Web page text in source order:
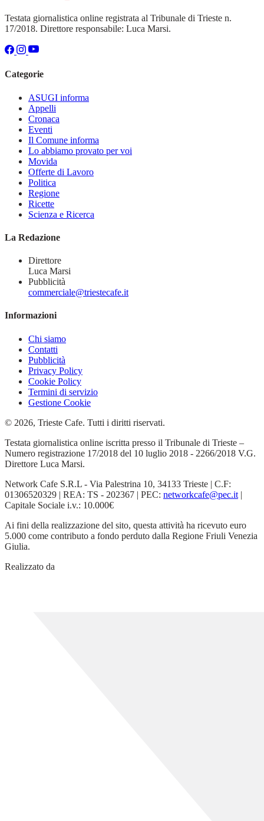
Testata giornalistica online registrata al Tribunale di Trieste n.
17/2018. Direttore responsabile: Luca Marsi.
Categorie
ASUGI informa
Appelli
Cronaca
Eventi
Il Comune informa
Lo abbiamo provato per voi
Movida
Offerte di Lavoro
Politica
Regione
Ricette
Scienza e Ricerca
La Redazione
Direttore
Luca Marsi
Pubblicità
commerciale@triestecafe.it
Informazioni
Chi siamo
Contatti
Pubblicità
Privacy Policy
Cookie Policy
Termini di servizio
Gestione Cookie
© 2026, Trieste Cafe. Tutti i diritti riservati.
Testata giornalistica online iscritta presso il Tribunale di Trieste –
Numero registrazione 17/2018 del 10 luglio 2018 - 2266/2018 V.G.
Direttore Luca Marsi.
Network Cafe S.R.L - Via Palestrina 10, 34133 Trieste | C.F:
01306520329 | REA: TS - 202367 | PEC: networkcafe@pec.it |
Capitale Sociale i.v.: 10.000€
Ai fini della realizzazione del sito, questa attività ha ricevuto euro
5.000 come contributo a fondo perduto dalla Regione Friuli Venezia
Giulia.
Realizzato da